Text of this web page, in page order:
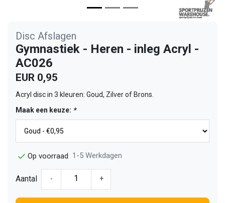
Disc Afslagen
Gymnastiek - Heren - inleg Acryl -
AC026
EUR 0,95
Acryl disc in 3 kleuren: Goud, Zilver of Brons.
Maak een keuze: *
Op voorraad 1-5 Werkdagen
Aantal - +